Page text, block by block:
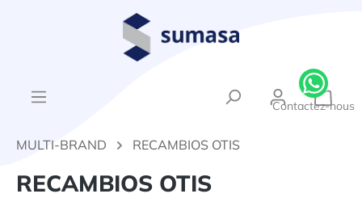
MULTI-BRAND RECAMBIOS OTIS
RECAMBIOS OTIS
Contactez-nous